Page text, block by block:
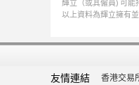
輝立（或其僱員) 可能
以上資料為輝立擁有
友情連結 香港交易